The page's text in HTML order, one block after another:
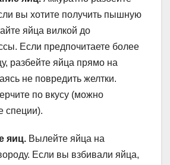
вы хотите получить пышную
яйца вилкой до
Если предпочитаете более
разбейте яйца прямо на
не повредить желтки.
по вкусу (можно
специи).
яиц. Вылейте яйца на
Если вы взбивали яйца,